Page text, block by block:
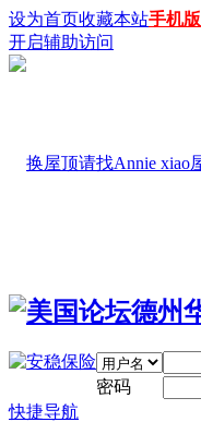
设为首页收藏本站手机版
开启辅助访问
密码
快捷导航